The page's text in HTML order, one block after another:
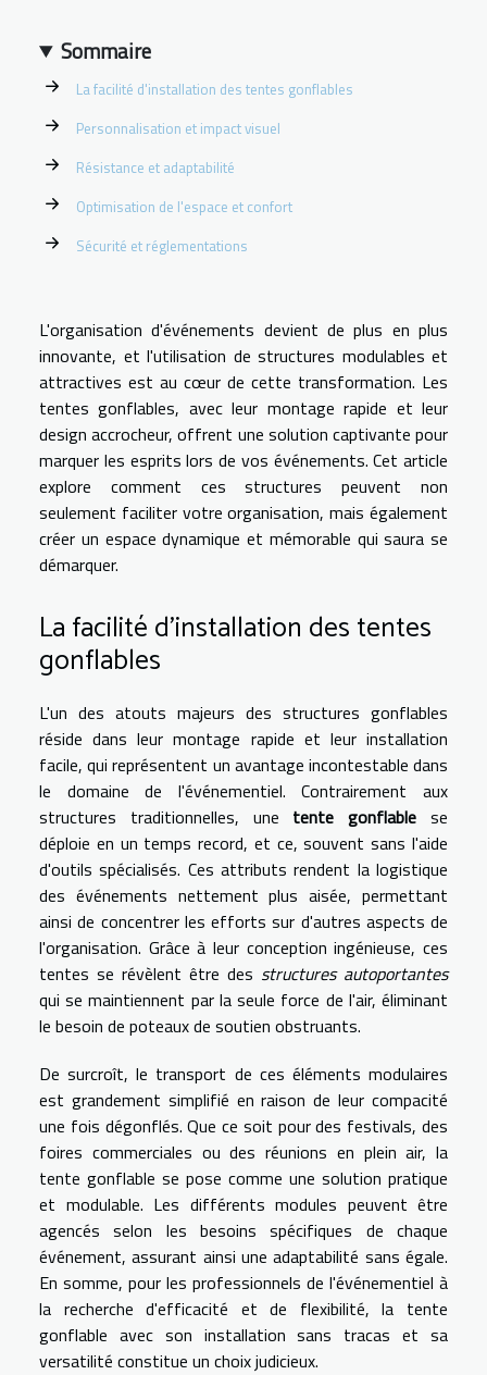
Sommaire
La facilité d'installation des tentes gonflables
Personnalisation et impact visuel
Résistance et adaptabilité
Optimisation de l'espace et confort
Sécurité et réglementations
L'organisation d'événements devient de plus en plus
innovante, et l'utilisation de structures modulables et
attractives est au cœur de cette transformation. Les
tentes gonflables, avec leur montage rapide et leur
design accrocheur, offrent une solution captivante pour
marquer les esprits lors de vos événements. Cet article
explore comment ces structures peuvent non
seulement faciliter votre organisation, mais également
créer un espace dynamique et mémorable qui saura se
démarquer.
La facilité d'installation des tentes
gonflables
L'un des atouts majeurs des structures gonflables
réside dans leur montage rapide et leur installation
facile, qui représentent un avantage incontestable dans
le domaine de l'événementiel. Contrairement aux
structures traditionnelles, une tente gonflable se
déploie en un temps record, et ce, souvent sans l'aide
d'outils spécialisés. Ces attributs rendent la logistique
des événements nettement plus aisée, permettant
ainsi de concentrer les efforts sur d'autres aspects de
l'organisation. Grâce à leur conception ingénieuse, ces
tentes se révèlent être des structures autoportantes
qui se maintiennent par la seule force de l'air, éliminant
le besoin de poteaux de soutien obstruants.
De surcroît, le transport de ces éléments modulaires
est grandement simplifié en raison de leur compacité
une fois dégonflés. Que ce soit pour des festivals, des
foires commerciales ou des réunions en plein air, la
tente gonflable se pose comme une solution pratique
et modulable. Les différents modules peuvent être
agencés selon les besoins spécifiques de chaque
événement, assurant ainsi une adaptabilité sans égale.
En somme, pour les professionnels de l'événementiel à
la recherche d'efficacité et de flexibilité, la tente
gonflable avec son installation sans tracas et sa
versatilité constitue un choix judicieux.